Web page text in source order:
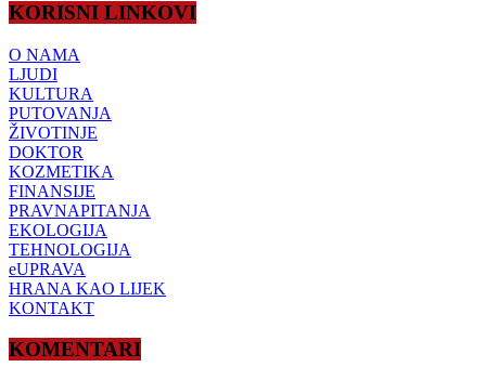
KORISNI LINKOVI
O NAMA
LJUDI
KULTURA
PUTOVANJA
ŽIVOTINJE
DOKTOR
KOZMETIKA
FINANSIJE
PRAVNAPITANJA
EKOLOGIJA
TEHNOLOGIJA
eUPRAVA
HRANA KAO LIJEK
KONTAKT
KOMENTARI